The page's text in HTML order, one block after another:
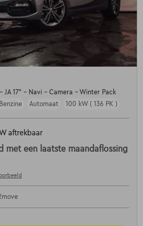
JA 17" - Navi - Camera - Winter Pack
Benzine Automaat 100 kW ( 136 PK )
aftrekbaar
met een laatste maandaflossing